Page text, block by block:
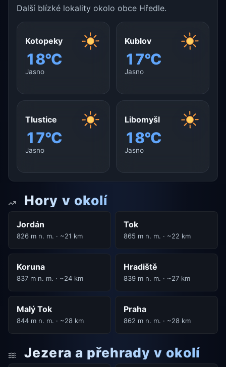
Další blízké lokality okolo obce Hředle.
Kotopeky
18°C
Jasno
Kublov
17°C
Jasno
Tlustice
17°C
Jasno
Libomyšl
18°C
Jasno
Hory v okolí
Jordán
826 m n. m. · ~21 km
Tok
865 m n. m. · ~22 km
Koruna
837 m n. m. · ~24 km
Hradiště
839 m n. m. · ~27 km
Malý Tok
844 m n. m. · ~28 km
Praha
862 m n. m. · ~28 km
Jezera a přehrady v okolí